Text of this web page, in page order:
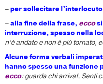
–per sollecitare
–alla fine della frase, eccosi
interruzione, spesso nella
n’è andato e non è più tornato,
Alcune forma verbali
hanno spesso una funzione
ecco: guarda chi arriva!, Senti